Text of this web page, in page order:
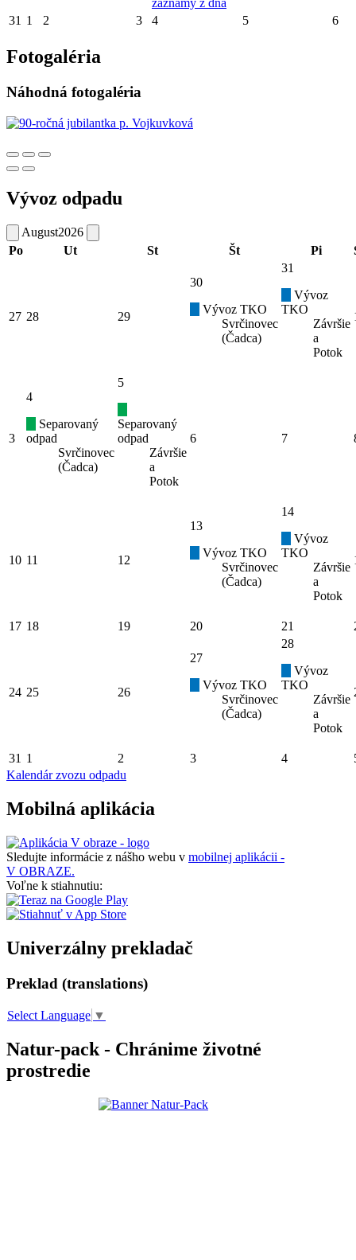
záznamy z dňa
31 1 2 3 4 5 6
Fotogaléria
Náhodná fotogaléria
Vývoz odpadu
August2026
Po
Ut St Št Pi
27 28 29
30
Vývoz TKO
Svrčinovec
(Čadca)
31
Vývoz
TKO
Závršie
a
Potok
3
4
Separovaný
odpad
Svrčinovec
(Čadca)
5
Separovaný
odpad
Závršie
a
Potok
6 7
10 11 12
13
Vývoz TKO
Svrčinovec
(Čadca)
14
Vývoz
TKO
Závršie
a
Potok
17 18 19 20 21
24 25 26
27
Vývoz TKO
Svrčinovec
(Čadca)
28
Vývoz
TKO
Závršie
a
Potok
31 1 2 3 4
Kalendár zvozu odpadu
Mobilná aplikácia
Sledujte informácie z nášho webu v mobilnej aplikácii -
V OBRAZE.
Voľne k stiahnutiu:
Univerzálny prekladač
Preklad (translations)
Select Language ▼
Natur-pack - Chránime životné
prostredie